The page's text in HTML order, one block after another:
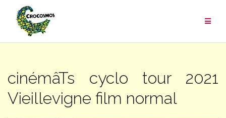
contenu
cinémâTs cyclo tour 2021
Vieillevigne film normal